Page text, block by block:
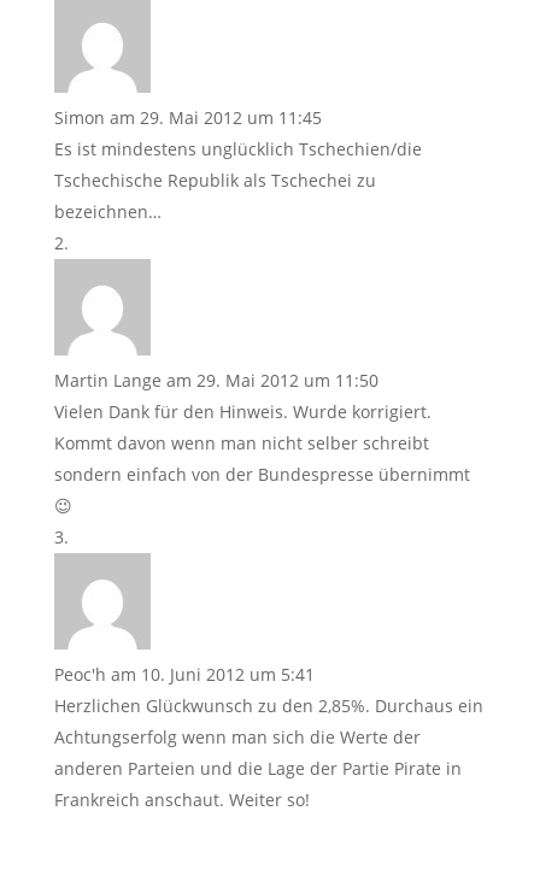
Simon am 29. Mai 2012 um 11:45
Es ist mindestens unglücklich Tschechien/die
Tschechische Republik als Tschechei zu
bezeichnen…
Martin Lange am 29. Mai 2012 um 11:50
Vielen Dank für den Hinweis. Wurde korrigiert.
Kommt davon wenn man nicht selber schreibt
sondern einfach von der Bundespresse übernimmt
😉
Peoc'h am 10. Juni 2012 um 5:41
Herzlichen Glückwunsch zu den 2,85%. Durchaus ein
Achtungserfolg wenn man sich die Werte der
anderen Parteien und die Lage der Partie Pirate in
Frankreich anschaut. Weiter so!